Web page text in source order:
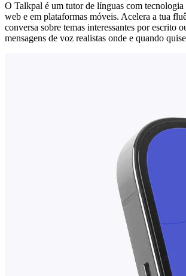
O Talkpal é um tutor de línguas com
web e em plataformas móveis. Acelera a tua
conversa sobre temas interessantes por escrito
mensagens de voz realistas onde e quando